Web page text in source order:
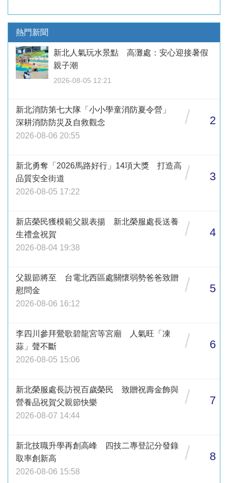
熱門新聞
新北人氣玩水景點 高灘處：安心迎接暑假
親子潮
2026-08-05 12:21
新北消防第七大隊「小小學童消防夏令營」
深耕消防防災及自救觀念
2026-08-06 20:55
/ 2
新北勇奪「2026馬路好行」14項大獎 打造高
品質安全街道
2026-08-05 17:22
/ 3
新店榮民獲模範父親表揚 新北榮服處長送養
生禮盒祝賀
2026-08-04 19:38
/ 4
父親節將至 台電北西區處關懷弱勢爸爸致贈
慰問金
2026-08-06 16:12
/ 5
李四川參拜鶯歌碧龍宮等宮廟 人氣旺「凍
蒜」聲不斷
2026-08-05 15:06
/ 6
新北榮服處長訪視百歲榮民 致贈祝壽金飾與
營養品祝賀父親節快樂
2026-08-07 14:44
/ 7
新北技職升學再創高峰 四技二專登記分發錄
取率創新高
2026-08-06 15:58
/ 8